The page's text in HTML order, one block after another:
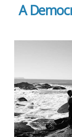
Anuncie
Cinema
A